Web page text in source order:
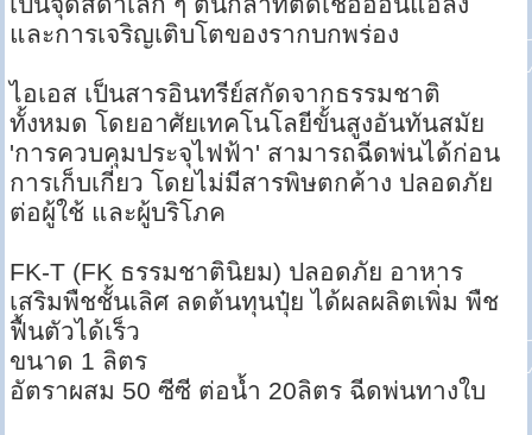
และการเจริญเติบโตของรากบกพร่อง
ไอเอส เป็นสารอินทรีย์สกัดจากธรรมชาติ
ทั้งหมด โดยอาศัยเทคโนโลยีขั้นสูงอันทันสมัย
'การควบคุมประจุไฟฟ้า' สามารถฉีดพ่นได้ก่อน
การเก็บเกี่ยว โดยไม่มีสารพิษตกค้าง ปลอดภัย
ต่อผู้ใช้ และผู้บริโภค
FK-T (FK ธรรมชาตินิยม) ปลอดภัย อาหาร
เสริมพืชชั้นเลิศ ลดต้นทุนปุ๋ย ได้ผลผลิตเพิ่ม พืช
ฟื้นตัวได้เร็ว
ขนาด 1 ลิตร
อัตราผสม 50 ซีซี ต่อน้ำ 20ลิตร ฉีดพ่นทางใบ